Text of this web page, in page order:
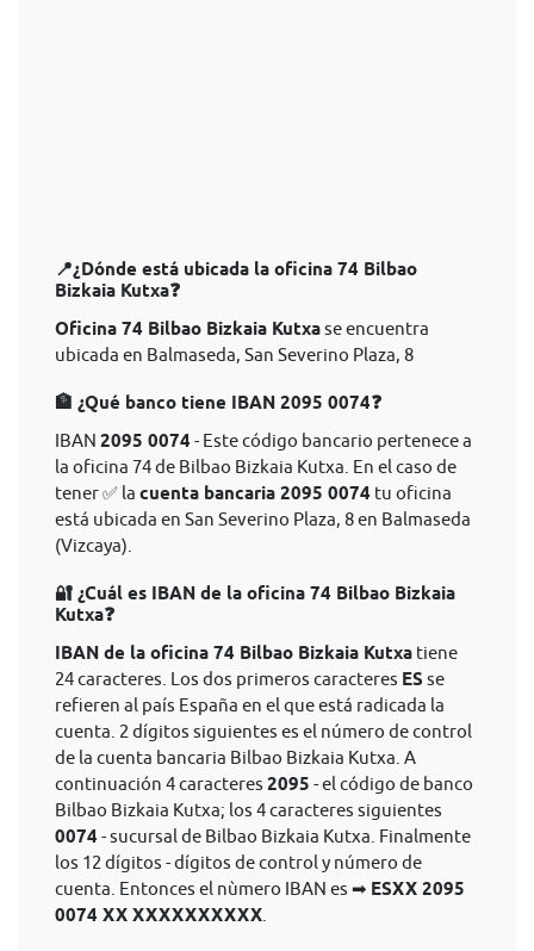
📍¿Dónde está ubicada la oficina 74 Bilbao
Bizkaia Kutxa❓
Oficina 74 Bilbao Bizkaia Kutxase encuentra
ubicada en Balmaseda, San Severino Plaza, 8
🏦 ¿Qué banco tiene IBAN 2095 0074❓
IBAN 2095 0074 - Este código bancario pertenece a
la oficina 74 de Bilbao Bizkaia Kutxa. En el caso de
tener ✅ la cuenta bancaria 2095 0074 tu oficina
está ubicada en San Severino Plaza, 8 en Balmaseda
(Vizcaya).
🔐 ¿Cuál es IBAN de la oficina 74 Bilbao Bizkaia
Kutxa❓
IBAN de la oficina 74 Bilbao Bizkaia Kutxa tiene
24 caracteres. Los dos primeros caracteres ES se
refieren al país España en el que está radicada la
cuenta. 2 dígitos siguientes es el número de control
de la cuenta bancaria Bilbao Bizkaia Kutxa. A
continuación 4 caracteres 2095 - el código de banco
Bilbao Bizkaia Kutxa; los 4 caracteres siguientes
0074 - sucursal de Bilbao Bizkaia Kutxa. Finalmente
los 12 dígitos - dígitos de control y número de
cuenta. Entonces el nùmero IBAN es ➡ ESXX 2095
0074 XX XXXXXXXXXX